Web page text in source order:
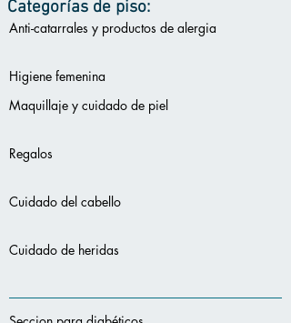
Categorías de piso:
Anti-catarrales y productos de alergia
Higiene femenina
Maquillaje y cuidado de piel
Regalos
Cuidado del cabello
Cuidado de heridas